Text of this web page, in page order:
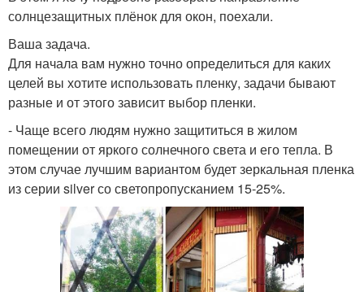
солнцезащитных плёнок для окон, поехали.
Ваша задача.
Для начала вам нужно точно определиться для каких
целей вы хотите использовать пленку, задачи бывают
разные и от этого зависит выбор пленки.
- Чаще всего людям нужно защититься в жилом
помещении от яркого солнечного света и его тепла. В
этом случае лучшим вариантом будет зеркальная пленка
из серии silver со светопропусканием 15-25%.